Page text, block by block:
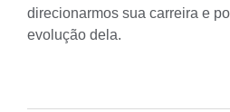
direcionarmos sua carreira e
evolução dela.